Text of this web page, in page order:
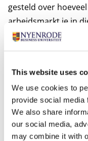
This website uses
We use cookies to
provide social media
We also share
our social media,
may combine it with
gesteld over
arbeidsmarkt je in
kan opschalen in
kansen van
sociale
nagedacht over
over drie jaar?
expertpanel
Aanwezigen in de